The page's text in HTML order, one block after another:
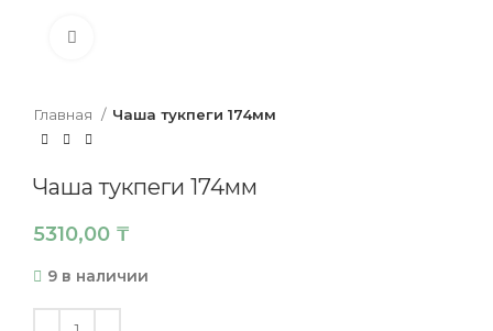
Главная Чаша тукпеги 174мм
Чаша тукпеги 174мм
5310,00 ₸
9 в наличии